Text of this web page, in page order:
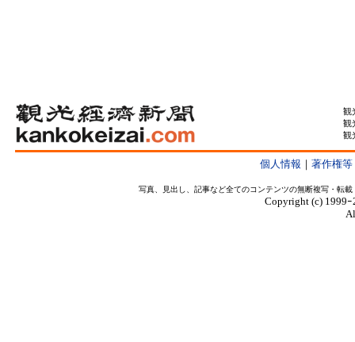
観
観
観
個人情報 ｜ 著作権等
写真、見出し、記事など全てのコンテンツの無断複写・転
Copyright (c) 1999